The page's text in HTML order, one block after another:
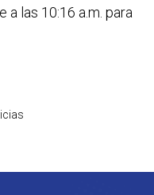
a las 10:16 a.m. para